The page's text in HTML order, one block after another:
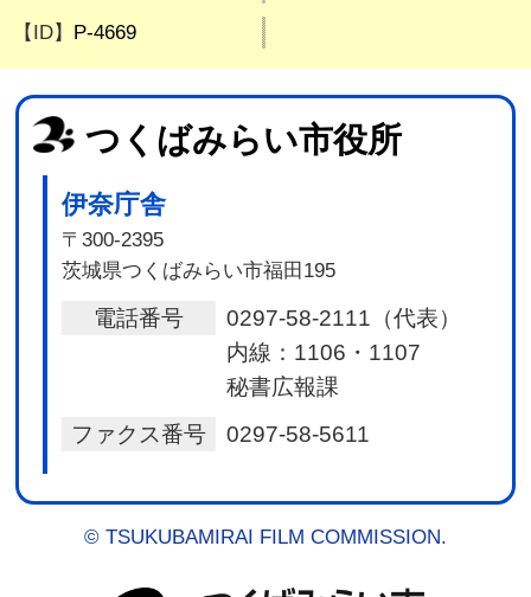
【ID】 P-4669
つくばみらい市役所
伊奈庁舎
〒300-2395
茨城県つくばみらい市福田195
電話番号
0297-58-2111（代表）
内線：1106・1107
秘書広報課
ファクス番号
0297-58-5611
© TSUKUBAMIRAI FILM COMMISSION.